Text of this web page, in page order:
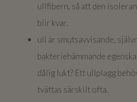
ullfibern, så att den
blir kvar.
ull är smutsavvisande,
bakteriehämmande
dålig lukt? Ett ullplagg
tvättas särskilt ofta.